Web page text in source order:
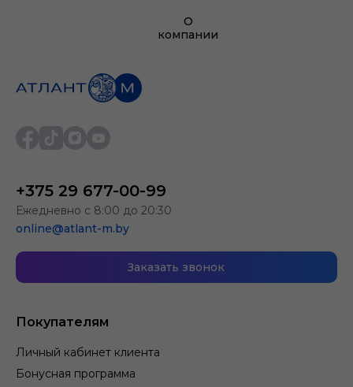
О
компании
Покупателям
Личный кабинет клиента
Бонусная программа
+375 29 677-00-99
Ежедневно с 8:00 до 20:30
online@atlant-m.by
Заказать звонок